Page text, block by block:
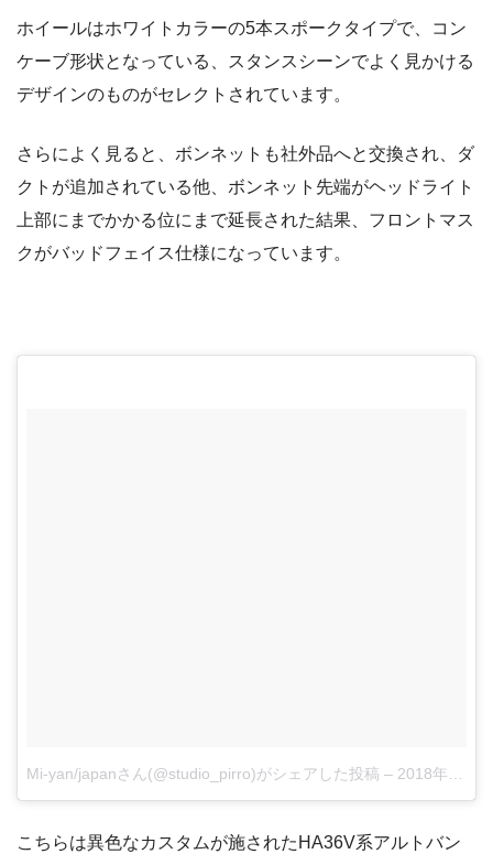
ホイールはホワイトカラーの5本スポークタイプで、コン
ケーブ形状となっている、スタンスシーンでよく見かける
デザインのものがセレクトされています。
さらによく見ると、ボンネットも社外品へと交換され、ダ
クトが追加されている他、ボンネット先端がヘッドライト
上部にまでかかる位にまで延長された結果、フロントマス
クがバッドフェイス仕様になっています。
Mi-yan/japanさん(@studio_pirro)がシェアした投稿 – 2018年 5月月5日午後2時13分PDT
こちらは異色なカスタムが施されたHA36V系アルトバン